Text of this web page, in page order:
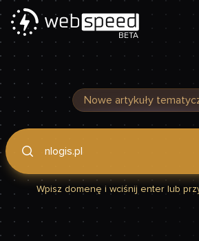
BETA
Nowe artykuły
Podaj domenę, by sprawdzić, czy
Wpisz domenę i wciśnij enter lub